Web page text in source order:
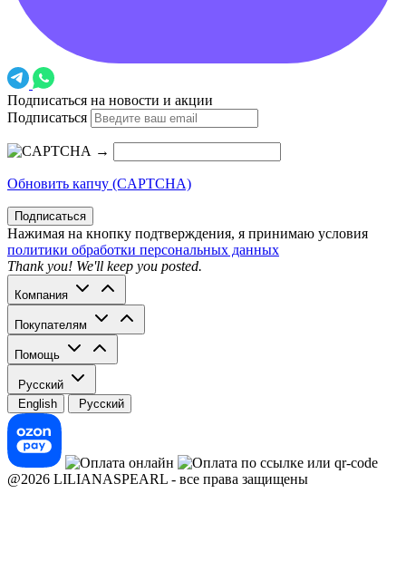
Подписаться на новости и акции
Подписаться
→
Обновить капчу (CAPTCHA)
Подписаться
Нажимая на кнопку подтверждения, я принимаю условия
политики обработки персональных данных
Thank you! We'll keep you posted.
Компания
Покупателям
Помощь
Русский
English
Русский
@2026 LILIANASPEARL - все права защищены